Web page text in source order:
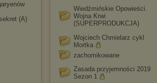
(A)
Wiedźmińskie Opowieści.
Wojna Krwi
(SUPERPRODUKCJA)
Wojciech Chmielarz cykl
Mortka
zachomikowane
Zasada przyjemności 2019
Sezon 1